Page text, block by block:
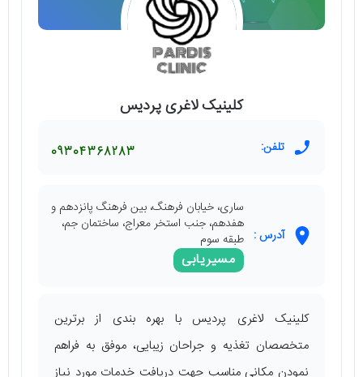
کلینیک لاغری پردیس
تلفن: 09304368283
آدرس :
ساری، خیابان فرهنگ، بین فرهنگ پانزدهم و
هفدهم، جنب استخر معراج، ساختمان جم،
طبقه سوم
مسیریابی
کلینیک لاغری پردیس با بهره‌ ‌بندی از برترین
متخصصان تغذیه و جراحان زیبایی، موفق به فراهم
نمودن مکانی مناسب جهت دریافت خدمات مورد نیاز